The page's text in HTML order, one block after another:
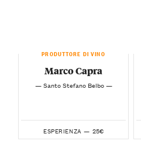
PRODUTTORE DI VINO
Marco Capra
— Santo Stefano Belbo —
ESPERIENZA — 25€